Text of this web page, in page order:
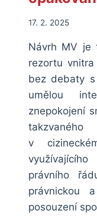
17. 2. 2025
Návrh MV je
rezortu
bez debaty s
umělou
znepokojení
v
právního
právnickou
posouzení